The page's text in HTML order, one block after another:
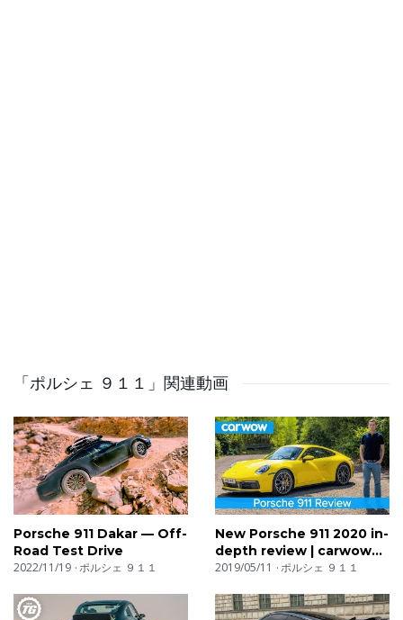
gear.visitlink.me/YeyndO
🎧 Top Gear Magazine Podcast:
https://topgear.podlink.to/Podcast
✉️ Top Gear Newsletter:
https://www.topgear.com/newsletter-signup
🛍️ Top Gear Shop: https://www.topgear.com/shop
Follow Top Gear ⬇️
Instagram: https://www.instagram.com/topgear/
TikTok: https://www.tiktok.com/@topgear
「ポルシェ ９１１」関連動画
Porsche 911 Dakar — Off-
Road Test Drive
2022/11/19 ポルシェ ９１１
New Porsche 911 2020 in-
depth review | carwow
Reviews
2019/05/11 ポルシェ ９１１